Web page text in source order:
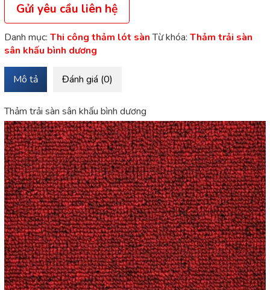
Gửi yêu cầu liên hệ
Danh mục: Thi công thảm lót sàn Từ khóa: Thảm trải sàn
sân khấu bình dương
Mô tả Đánh giá (0)
Thảm trải sàn sân khấu bình dương